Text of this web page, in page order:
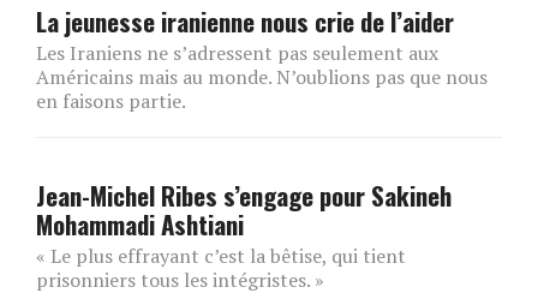
La jeunesse iranienne nous crie de l’aider
Les Iraniens ne s’adressent pas seulement aux
Américains mais au monde. N’oublions pas que nous
en faisons partie.
Jean-Michel Ribes s’engage pour Sakineh
Mohammadi Ashtiani
« Le plus effrayant c’est la bêtise, qui tient
prisonniers tous les intégristes. »